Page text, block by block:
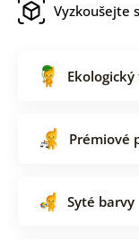
Vyzkoušejte
Ekologický
Prémiové
Syté barvy